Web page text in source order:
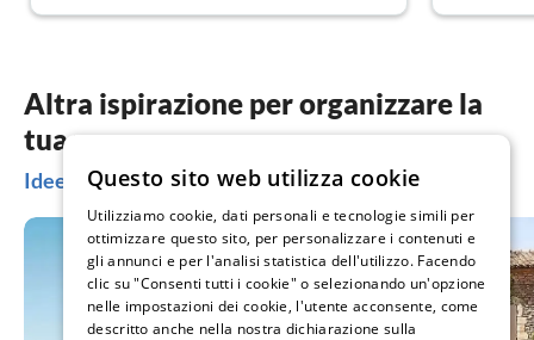
Altra ispirazione per organizzare la
tua vacanza
Idee per le vacanze a Passignano sul Trasimeno
Questo sito web utilizza cookie
Utilizziamo cookie, dati personali e tecnologie simili per
ottimizzare questo sito, per personalizzare i contenuti e
gli annunci e per l'analisi statistica dell'utilizzo. Facendo
clic su "Consenti tutti i cookie" o selezionando un'opzione
nelle impostazioni dei cookie, l'utente acconsente, come
descritto anche nella nostra dichiarazione sulla